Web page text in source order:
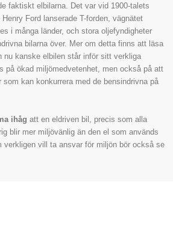
faktiskt elbilarna. Det var vid 1900-talets
Ford lanserade T-forden, vägnätet
i många länder, och stora oljefyndigheter
bilarna över. Mer om detta finns att läsa
nu kanske elbilen står inför sitt verkliga
på ökad miljömedvetenhet, men också på att
kan konkurrera med de bensindrivna på
ihåg att en eldriven bil, precis som alla
blir mer miljövänlig än den el som används
verkligen vill ta ansvar för miljön bör också se